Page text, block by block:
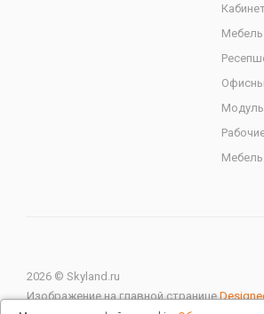
Мебель
2026 © Skyland.ru
Изображение на главной странице